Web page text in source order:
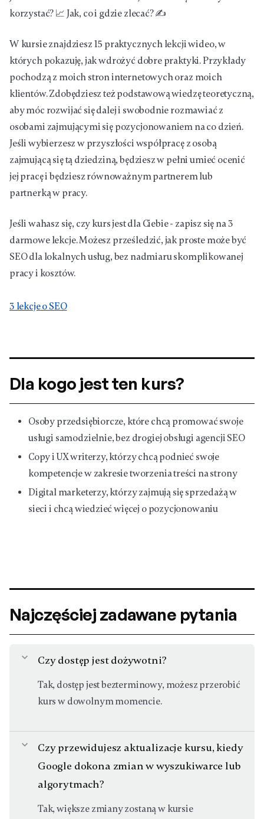
korzystać? 📈 Jak, co i gdzie zlecać? ✍️
W kursie znajdziesz 15 praktycznych lekcji wideo, w
których pokazuję, jak wdrożyć dobre praktyki. Przykłady
pochodzą z moich stron internetowych oraz moich
klientów. Zdobędziesz też podstawową wiedzę teoretyczną,
aby móc rozwijać się dalej i swobodnie rozmawiać z
osobami zajmującymi się pozycjonowaniem na co dzień.
Jeśli wybierzesz w przyszłości współpracę z osobą
zajmującą się tą dziedziną, będziesz w pełni umieć ocenić
jej pracę i będziesz równoważnym partnerem lub
partnerką w pracy.
Jeśli wahasz się, czy kurs jest dla Ciebie - zapisz się na 3
darmowe lekcje. Możesz prześledzić, jak proste może być
SEO dla lokalnych usług, bez nadmiaru skomplikowanej
pracy i kosztów.
3 lekcje o SEO
Dla kogo jest ten kurs?
Osoby przedsiębiorcze, które chcą promować swoje
usługi samodzielnie, bez drogiej obsługi agencji SEO
Copy i UX writerzy, którzy chcą podnieć swoje
kompetencje w zakresie tworzenia treści na strony
Digital marketerzy, którzy zajmują się sprzedażą w
sieci i chcą wiedzieć więcej o pozycjonowaniu
Najczęściej zadawane pytania
expand_more Czy dostęp jest dożywotni?
Tak, dostęp jest bezterminowy, możesz przerobić
kurs w dowolnym momencie.
expand_more
Czy przewidujesz aktualizacje kursu, kiedy
Google dokona zmian w wyszukiwarce lub
algorytmach?
Tak, większe zmiany zostaną w kursie